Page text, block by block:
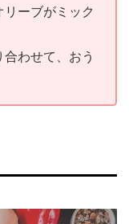
ーブがミック
わせて、おう